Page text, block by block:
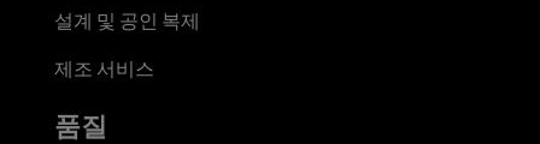
설계 및 공인 복제
제조 서비스
품질